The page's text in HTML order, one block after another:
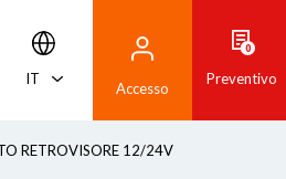
IT
Accesso
0
Preventivo
RETROVISORE 12/24V